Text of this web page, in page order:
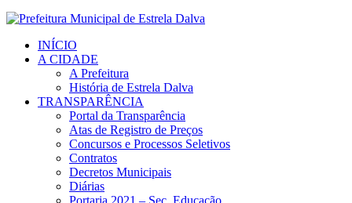
INÍCIO
A CIDADE
A Prefeitura
História de Estrela Dalva
TRANSPARÊNCIA
Portal da Transparência
Atas de Registro de Preços
Concursos e Processos Seletivos
Contratos
Decretos Municipais
Diárias